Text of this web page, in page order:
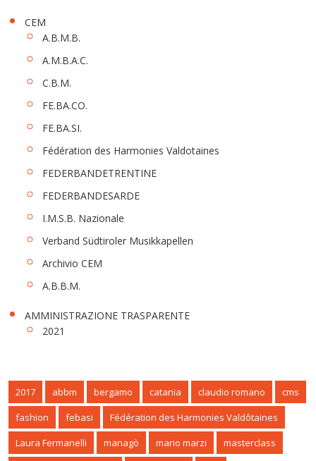
CEM
A.B.M.B.
A.M.B.A.C.
C.B.M.
FE.BA.CO.
FE.BA.SI.
Fédération des Harmonies Valdotaines
FEDERBANDETRENTINE
FEDERBANDESARDE
I.M.S.B. Nazionale
Verband Südtiroler Musikkapellen
Archivio CEM
A.B.B.M.
AMMINISTRAZIONE TRASPARENTE
2021
2017 abbm bergamo catania claudio romano
cms
fashion
febasi
Fédération des Harmonies Valdôtaines
Laura Fermanelli
managò mario marzi
masterclass